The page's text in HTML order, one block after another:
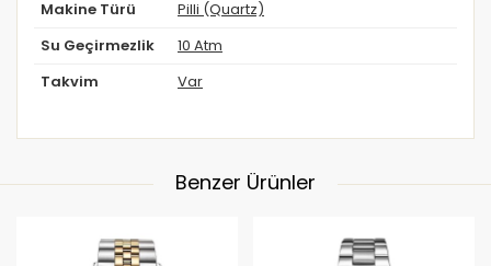
Makine Türü Pilli (Quartz)
Su Geçirmezlik 10 Atm
Takvim Var
Benzer Ürünler